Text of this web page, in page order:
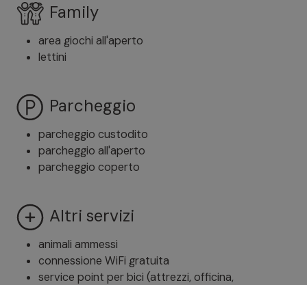
Family
area giochi all'aperto
lettini
Parcheggio
parcheggio custodito
parcheggio all'aperto
parcheggio coperto
Altri servizi
animali ammessi
connessione WiFi gratuita
service point per bici (attrezzi, officina,